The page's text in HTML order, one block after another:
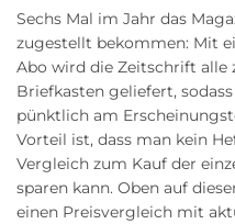
Sechs Mal im Jahr das
zugestellt bekommen: Mit
Abo wird die Zeitschrift alle
Briefkasten geliefert,
pünktlich am
Vorteil ist, dass man kein
Vergleich zum Kauf der
sparen kann. Oben auf
einen Preisvergleich mit